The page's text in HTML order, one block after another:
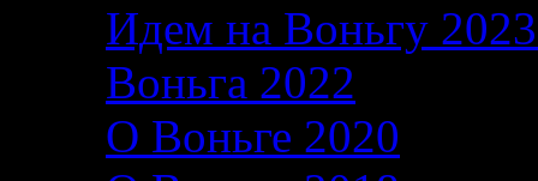
Идем на Воньгу
Воньга 2022
О Воньге 2020